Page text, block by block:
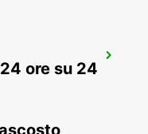
-
ore su 24